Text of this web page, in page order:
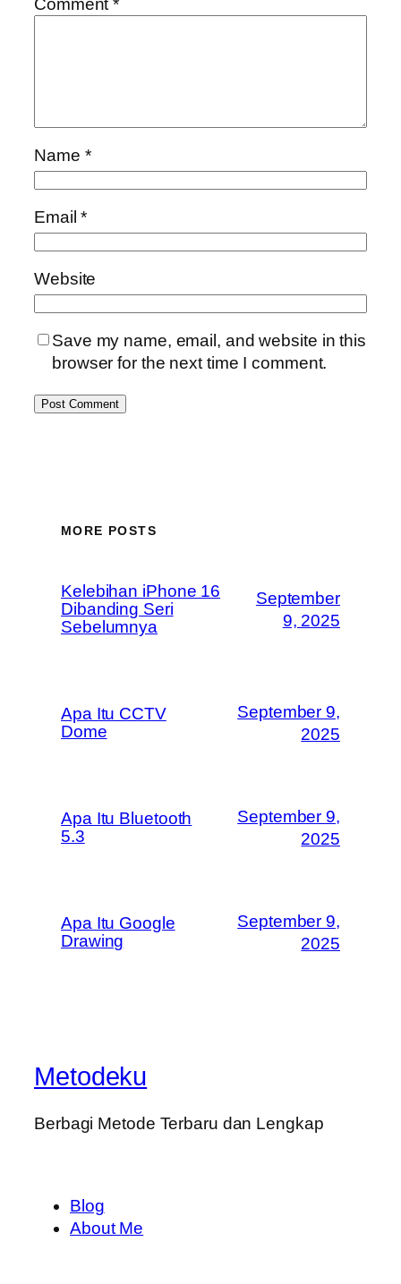
Name *
Email*
Website
Save my name, email, and website in this
browser for the next time I comment.
MORE POSTS
Kelebihan iPhone 16
Dibanding Seri
Sebelumnya
September
9, 2025
Apa Itu CCTV
Dome
September 9,
2025
Apa Itu Bluetooth
5.3
September 9,
2025
Apa Itu Google
Drawing
September 9,
2025
Metodeku
Berbagi Metode Terbaru dan Lengkap
Blog
About Me